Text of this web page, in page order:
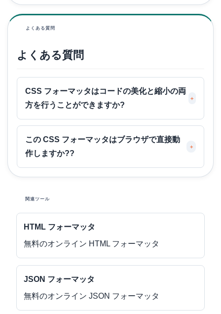
よくある質問
よくある質問
CSS フォーマッタはコードの美化と縮小の両
方を行うことができますか?
+
この CSS フォーマッタはブラウザで直接動
作しますか??
+
関連ツール
HTML フォーマッタ
無料のオンライン HTML フォーマッタ
JSON フォーマッタ
無料のオンライン JSON フォーマッタ